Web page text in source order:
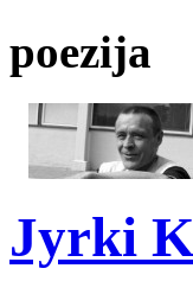
poezija
Jyrki